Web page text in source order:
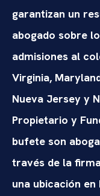
garantizan un
abogado sobre
admisiones al
Virginia,
Nueva Jersey y
Propietario y
bufete son
través de la
una ubicación